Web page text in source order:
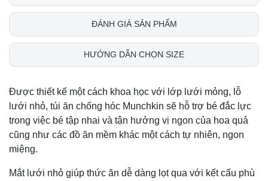
ĐÁNH GIÁ SẢN PHẨM
HƯỚNG DẪN CHỌN SIZE
Được thiết kế một cách khoa học với lớp lưới mỏng, lỗ
lưới nhỏ, túi ăn chống hóc Munchkin sẽ hỗ trợ bé đắc lực
trong việc bé tập nhai và tận hưởng vị ngon của hoa quả
cũng như các đồ ăn mềm khác một cách tự nhiên, ngon
miệng.
Mắt lưới nhỏ giúp thức ăn dễ dàng lọt qua với kết cấu phù